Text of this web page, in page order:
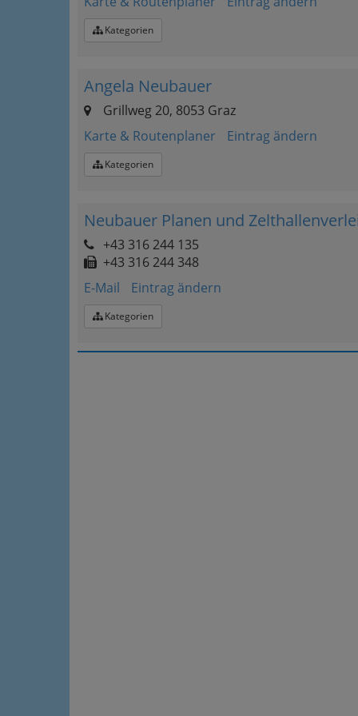
Kategorien
Angela Neubauer
Grillweg 20, 8053 Graz
Karte & Routenplaner
Eintrag ändern
Kategorien
Neubauer Planen und
+43 316 244 135
+43 316 244 348
E-Mail
Eintrag ändern
Kategorien